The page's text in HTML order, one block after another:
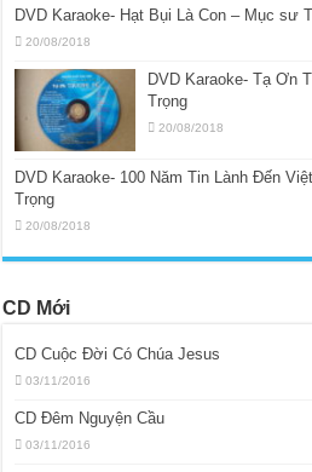
DVD Karaoke- Hạt Bụi Là Con – Mục sư
20/08/2018
DVD Karaoke- Tạ Ơn
Trọng
20/08/2018
DVD Karaoke- 100 Năm Tin Lành Đến
Trọng
20/08/2018
CD Mới
CD Cuộc Đời Có Chúa Jesus
03/11/2016
CD Đêm Nguyện Cầu
03/11/2016